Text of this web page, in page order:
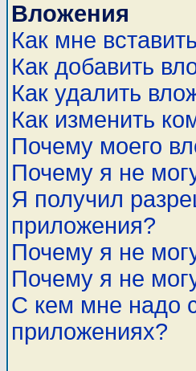
Вложения
Как мне
Как добавить
Как удалить
Как изменить
Почему моего
Почему я не
Я получил
приложения?
Почему я не
Почему я не
С кем мне надо
приложениях?